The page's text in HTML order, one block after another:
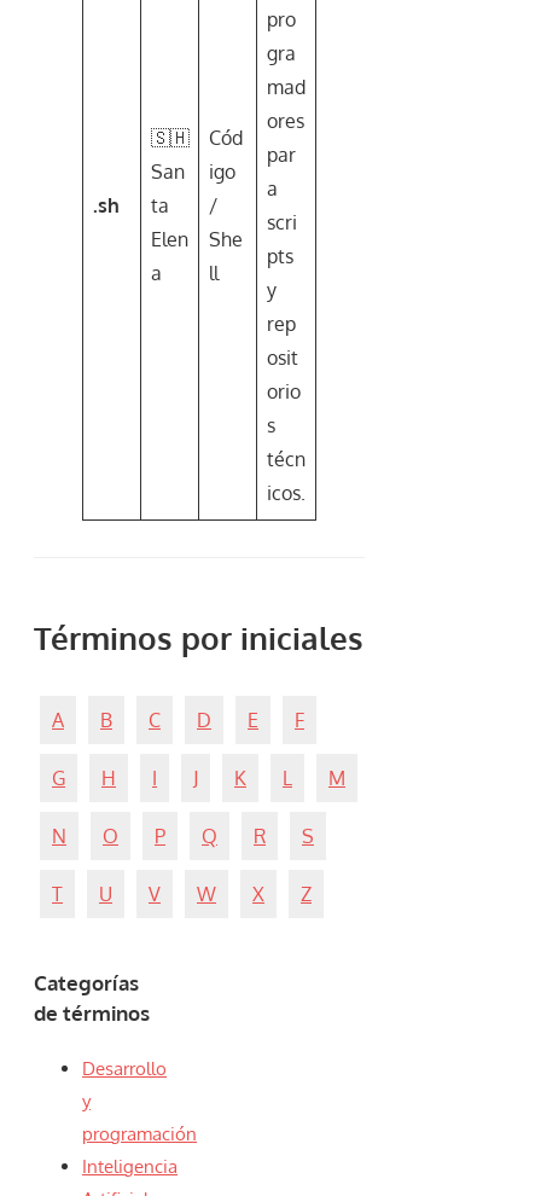
.sh
🇸🇭
San
ta
Elen
a
Cód
igo
/
She
ll
pro
gra
mad
ores
par
a
scri
pts
y
rep
osit
orio
s
técn
icos.
Términos por iniciales
A B C D E F
G H I J K L M
N O P Q R S
T U V W X Z
Categorías
de términos
Desarrollo
y
programación
Inteligencia